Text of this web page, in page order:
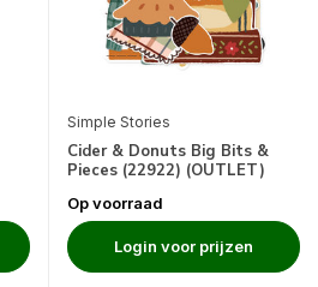
Simple Stories
Cider & Donuts Big Bits &
Pieces (22922) (OUTLET)
Op voorraad
Login voor prijzen